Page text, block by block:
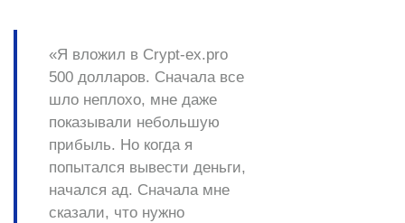
«Я вложил в Crypt-ex.pro
500 долларов. Сначала все
шло неплохо, мне даже
показывали небольшую
прибыль. Но когда я
попытался вывести деньги,
начался ад. Сначала мне
сказали, что нужно